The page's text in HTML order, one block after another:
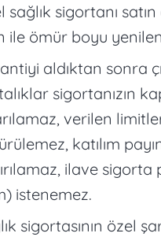
sağlık sigortanı satın
ile ömür boyu
aldıktan sonra
sigortanızın
verilen
katılım
ilave sigorta
istenemez.
sigortasının özel